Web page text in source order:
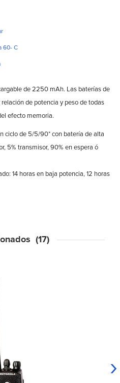
60- C
de 2250 mAh. Las baterías de
de potencia y peso de todas
efecto memoria.
ciclo de 5/5/90* con batería de alta
5% transmisor, 90% en espera ó
14 horas en baja potencia, 12 horas
(17)
›